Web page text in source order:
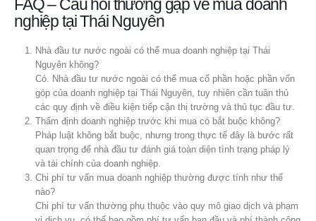
FAQ – Câu hỏi thường gặp về mua doanh
nghiệp tại Thái Nguyên
Nhà đầu tư nước ngoài có thể mua doanh nghiệp tại Thái
Nguyên không?
Có. Nhà đầu tư nước ngoài có thể mua cổ phần hoặc phần vốn
góp của doanh nghiệp tại Thái Nguyên, tuy nhiên cần tuân thủ
các quy định về điều kiện tiếp cận thị trường và thủ tục đầu tư.
Thẩm định doanh nghiệp trước khi mua có bắt buộc không?
Pháp luật không bắt buộc, nhưng trong thực tế đây là bước rất
quan trọng để nhà đầu tư đánh giá toàn diện tình trạng pháp lý
và tài chính của doanh nghiệp.
Chi phí tư vấn mua doanh nghiệp thường được tính như thế
nào?
Chi phí tư vấn thường phụ thuộc vào quy mô giao dịch và phạm